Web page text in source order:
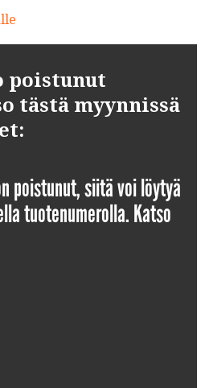
poistunut
tästä myynnissä
poistunut, siitä voi löytyä
tuotenumerolla. Katso